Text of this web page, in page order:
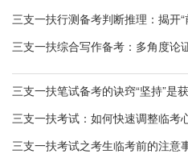
三支一扶行测备考判断推理：揭开
三支一扶综合写作备考：多角度论
三支一扶笔试备考的诀窍“坚持”是
三支一扶考试：如何快速调整临考
三支一扶考试之考生临考前的注意